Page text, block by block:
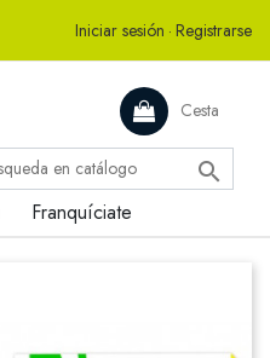
Iniciar sesión · Registrarse
Cesta

Franquíciate